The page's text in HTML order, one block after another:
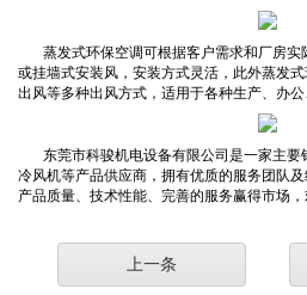
蒸发式环保空调可根据客户需求和厂房实
或挂墙式安装风，安装方式灵活，此外蒸发
出风等多种出风方式，适用于各种生产、办公
东莞市科骏机电设备有限公司是一家主要
冷风机等产品供应商，拥有优质的服务团队
产品质量、技术性能、完善的服务赢得市场
上一条